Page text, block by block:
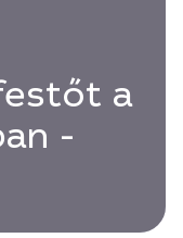
a
-